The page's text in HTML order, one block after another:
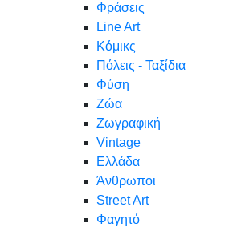
Φράσεις
Line Art
Κόμικς
Πόλεις - Ταξίδια
Φύση
Ζώα
Ζωγραφική
Vintage
Ελλάδα
Άνθρωποι
Street Art
Φαγητό